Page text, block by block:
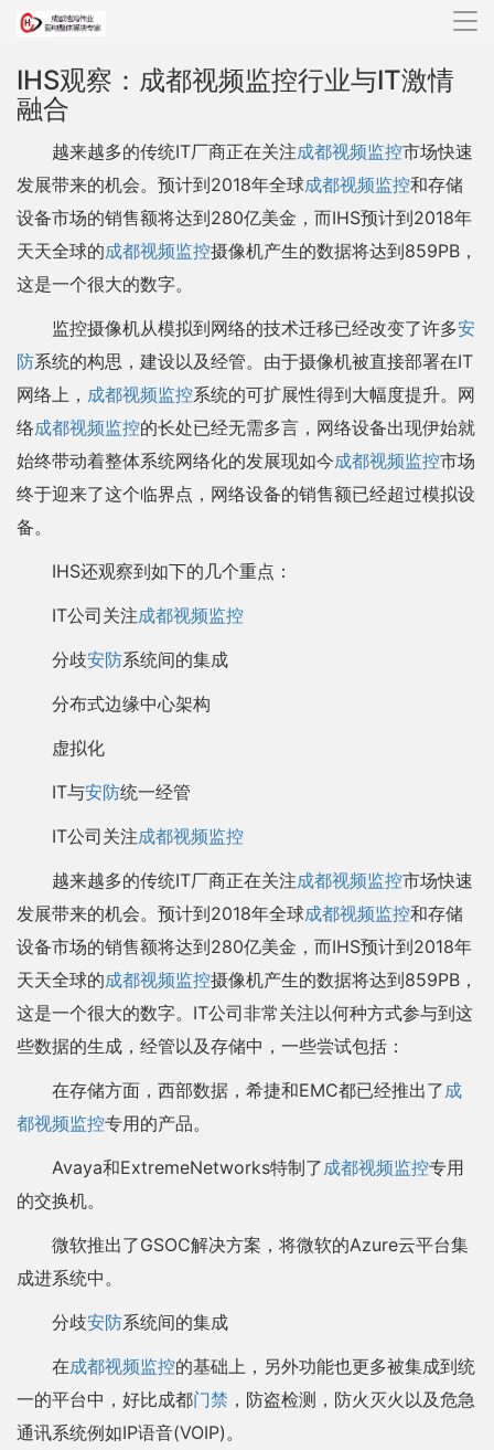
导
IHS观察：成都视频监控行业与IT激情
融合
越来越多的传统IT厂商正在关注成都视频监控市场快速
发展带来的机会。预计到2018年全球成都视频监控和存储
设备市场的销售额将达到280亿美金，而IHS预计到2018年
天天全球的成都视频监控摄像机产生的数据将达到859PB，
这是一个很大的数字。
监控摄像机从模拟到网络的技术迁移已经改变了许多安
防系统的构思，建设以及经管。由于摄像机被直接部署在IT
网络上， 成都视频监控系统的可扩展性得到大幅度提升。网
络成都视频监控的长处已经无需多言，网络设备出现伊始就
始终带动着整体系统网络化的发展现如今成都视频监控市场
终于迎来了这个临界点，网络设备的销售额已经超过模拟设
备。
IHS还观察到如下的几个重点：
IT公司关注成都视频监控
分歧安防系统间的集成
分布式边缘中心架构
虚拟化
IT与安防统一经管
IT公司关注成都视频监控
越来越多的传统IT厂商正在关注成都视频监控市场快速
发展带来的机会。预计到2018年全球成都视频监控和存储
设备市场的销售额将达到280亿美金，而IHS预计到2018年
天天全球的成都视频监控摄像机产生的数据将达到859PB，
这是一个很大的数字。IT公司非常关注以何种方式参与到这
些数据的生成，经管以及存储中，一些尝试包括：
在存储方面，西部数据，希捷和EMC都已经推出了成
都视频监控专用的产品。
Avaya和ExtremeNetworks特制了成都视频监控专用
的交换机。
微软推出了GSOC解决方案，将微软的Azure云平台集
成进系统中。
分歧安防系统间的集成
在成都视频监控的基础上，另外功能也更多被集成到统
一的平台中，好比成都门禁 ，防盗检测，防火灭火以及危急
通讯系统例如IP语音(VOIP)。